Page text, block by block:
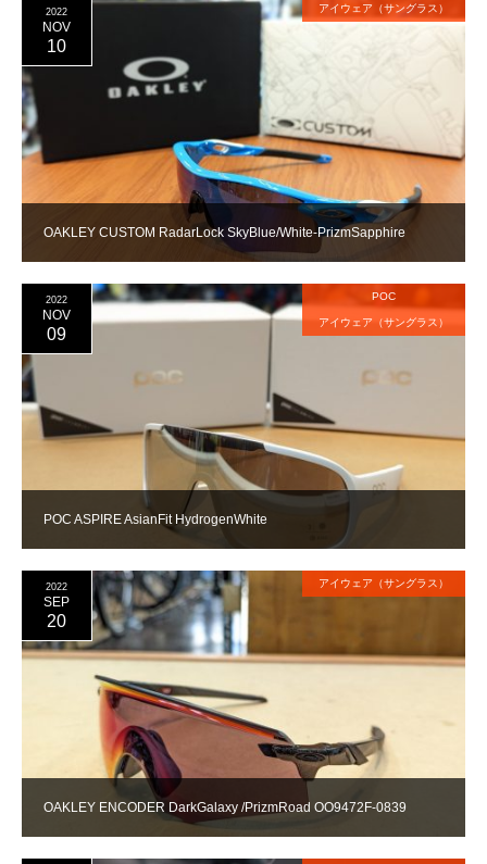
OAKLEY CUSTOM RadarLock SkyBlue/White-PrizmSapphire
2022
NOV
10
アイウェア（サングラス）
POC ASPIRE AsianFit HydrogenWhite
2022
NOV
09
POC
アイウェア（サングラス）
OAKLEY ENCODER DarkGalaxy /PrizmRoad OO9472F-0839
2022
SEP
20
アイウェア（サングラス）